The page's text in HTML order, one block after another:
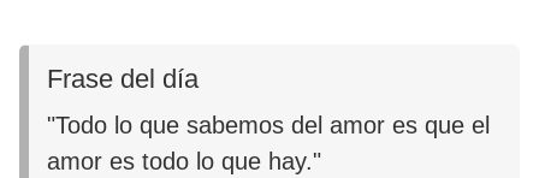
Frase del día
"Todo lo que sabemos del amor es que el
amor es todo lo que hay."